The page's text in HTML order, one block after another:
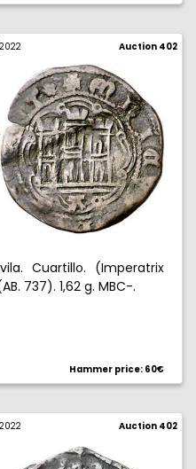
Auction 402
Cuartillo. (Imperatrix
737). 1,62 g. MBC-.
Hammer price: 60€
Auction 402